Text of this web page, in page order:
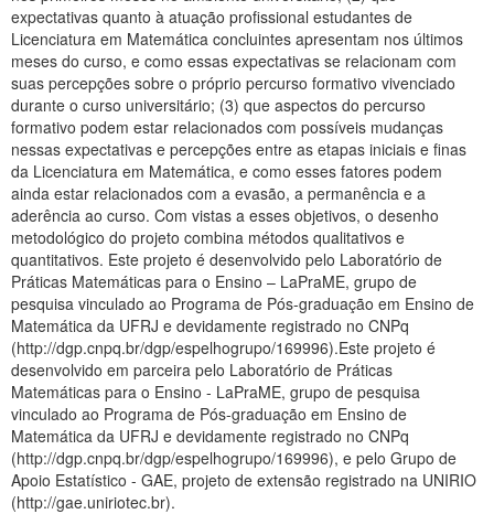
Secretaria de Governo
Gabinete de Segurança Institucional
Advocacia-Geral da União
Banco Central do Brasil
Planalto
expectativas quanto à atuação profissional estudantes de
Licenciatura em Matemática concluintes apresentam nos últimos
meses do curso, e como essas expectativas se relacionam com
suas percepções sobre o próprio percurso formativo vivenciado
durante o curso universitário; (3) que aspectos do percurso
formativo podem estar relacionados com possíveis mudanças
nessas expectativas e percepções entre as etapas iniciais e finas
da Licenciatura em Matemática, e como esses fatores podem
ainda estar relacionados com a evasão, a permanência e a
aderência ao curso. Com vistas a esses objetivos, o desenho
metodológico do projeto combina métodos qualitativos e
quantitativos. Este projeto é desenvolvido pelo Laboratório de
Práticas Matemáticas para o Ensino – LaPraME, grupo de
pesquisa vinculado ao Programa de Pós-graduação em Ensino de
Matemática da UFRJ e devidamente registrado no CNPq
(http://dgp.cnpq.br/dgp/espelhogrupo/169996).Este projeto é
desenvolvido em parceira pelo Laboratório de Práticas
Matemáticas para o Ensino - LaPraME, grupo de pesquisa
vinculado ao Programa de Pós-graduação em Ensino de
Matemática da UFRJ e devidamente registrado no CNPq
(http://dgp.cnpq.br/dgp/espelhogrupo/169996), e pelo Grupo de
Apoio Estatístico - GAE, projeto de extensão registrado na UNIRIO
(http://gae.uniriotec.br).